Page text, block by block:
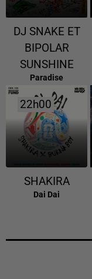
DJ SNAKE ET
BIPOLAR
SUNSHINE
Paradise
22h00
22h00
SHAKIRA
Dai Dai